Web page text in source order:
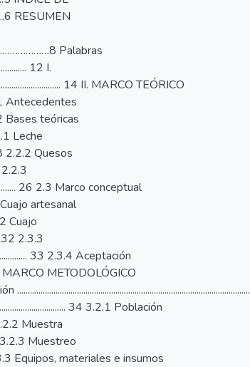
RESUMEN
Palabras
12 I.
14 II. MARCO TEÓRICO
2.1 Antecedentes
2.2 Bases teóricas
Leche
18 2.2.2 Quesos
2.2.3
26 2.3 Marco conceptual
Cuajo artesanal
Cuajo
32 2.3.3
33 2.3.4 Aceptación
III. MARCO METODOLÓGICO
34 3.2.1 Población
3.2.2 Muestra
34 3.2.3 Muestreo
34 3.3 Equipos, materiales e insumos